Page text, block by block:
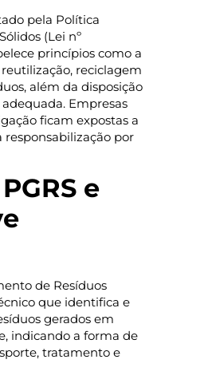
pela Política
(Lei nº
princípios como a
reciclagem
além da disposição
Empresas
ficam expostas a
responsabilização por
e
de Resíduos
que identifica e
gerados em
indicando a forma de
tratamento e